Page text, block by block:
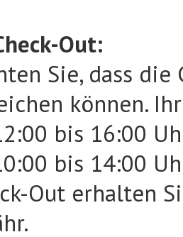
Out:
Sie, dass die
können.
bis 16:00
bis 14:00
Out erhalten